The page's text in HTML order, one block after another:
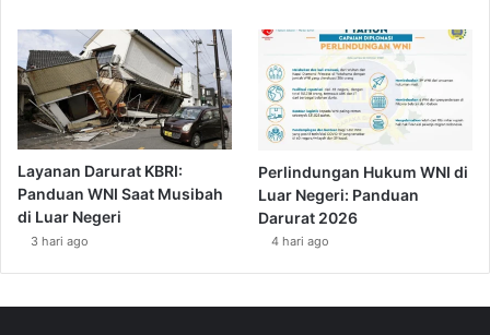
Layanan Darurat KBRI:
Panduan WNI Saat Musibah
di Luar Negeri
3 hari ago
Perlindungan Hukum WNI di
Luar Negeri: Panduan
Darurat 2026
4 hari ago